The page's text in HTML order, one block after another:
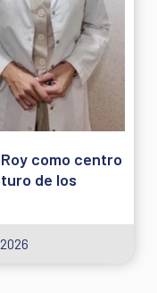
como centro
de los